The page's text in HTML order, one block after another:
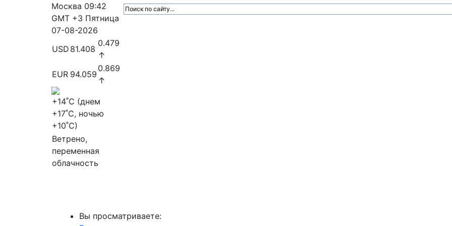
Москва 09:42
GMT +3 Пятница
07-08-2026
USD 81.408
0.479
↑
EUR 94.059
0.869
↑
+14˚C (днем
+17˚C, ночью
+10˚C)
Ветрено,
переменная
облачность
Вы просматриваете: